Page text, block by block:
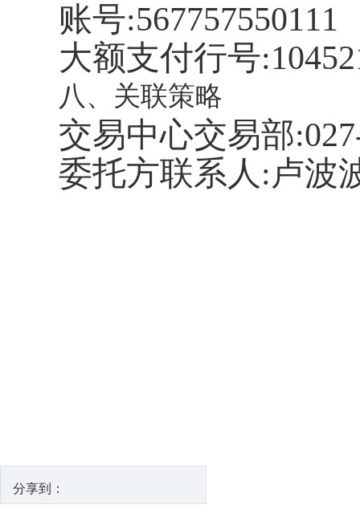
账号:567757550111
大额支付行号
八、关联策略
交易中心交易部
委托方联系人 :卢波
分享到：